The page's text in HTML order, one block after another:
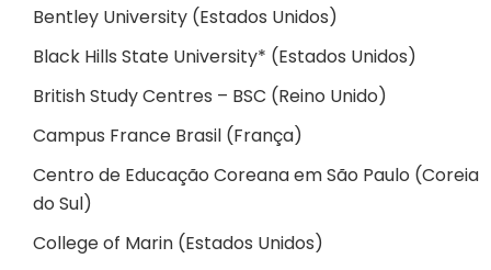
Bentley University (Estados Unidos)
Black Hills State University* (Estados Unidos)
British Study Centres – BSC (Reino Unido)
Campus France Brasil (França)
Centro de Educação Coreana em São Paulo (Coreia
do Sul)
College of Marin (Estados Unidos)